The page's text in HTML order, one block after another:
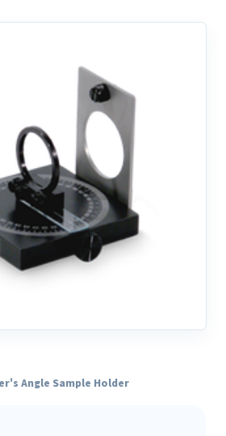
Angle Sample Holder